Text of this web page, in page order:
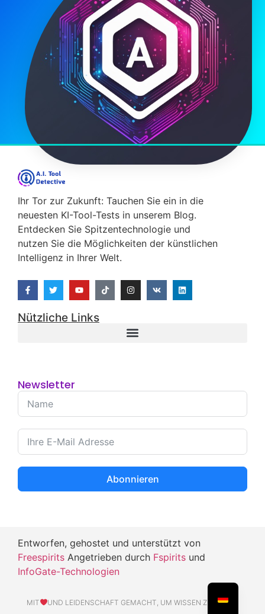
Ihr Tor zur Zukunft: Tauchen Sie ein in die
neuesten KI-Tool-Tests in unserem Blog.
Entdecken Sie Spitzentechnologie und
nutzen Sie die Möglichkeiten der künstlichen
Intelligenz in Ihrer Welt.
Nützliche Links
Newsletter
Abonnieren
Entworfen, gehostet und unterstützt von
Freespirits Angetrieben durch Fspirits und
InfoGate-Technologien
MIT UND LEIDENSCHAFT GEMACHT, UM WISSEN ZU TEILEN